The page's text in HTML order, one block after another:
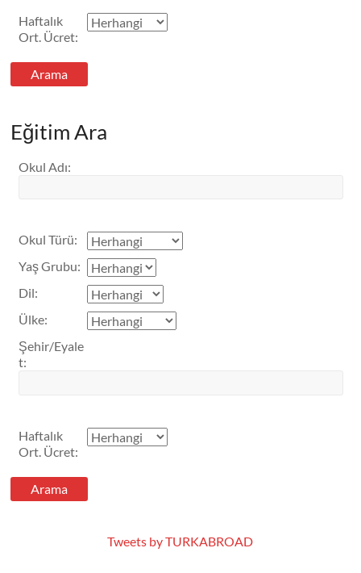
Haftalık
Ort. Ücret:
Eğitim Ara
Okul Adı:
Okul Türü:
Yaş Grubu:
Dil:
Ülke:
Şehir/Eyale
t:
Haftalık
Ort. Ücret:
Tweets by TURKABROAD